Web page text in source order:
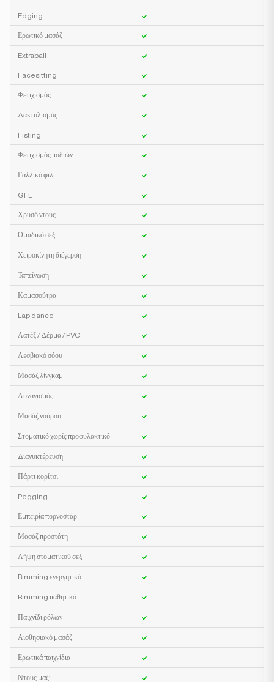
Edging
Ερωτικό μασάζ
Extraball
Facesitting
Φετιχισμός
Δακτυλισμός
Fisting
Φετιχισμός ποδιών
Γαλλικό φιλί
GFE
Χρυσό ντους
Ομαδικό σεξ
Χειροκίνητη διέγερση
Ταπείνωση
Καμασούτρα
Lap dance
Λατέξ / Δέρμα / PVC
Λεσβιακό σόου
Μασάζ λίνγκαμ
Αυνανισμός
Μασάζ νούρου
Στοματικό χωρίς προφυλακτικό
Διανυκτέρευση
Πάρτι κορίτσι
Pegging
Εμπειρία πορνοστάρ
Μασάζ προστάτη
Λήψη στοματικού σεξ
Rimming ενεργητικό
Rimming παθητικό
Παιχνίδι ρόλων
Αισθησιακό μασάζ
Ερωτικά παιχνίδια
Ντους μαζί